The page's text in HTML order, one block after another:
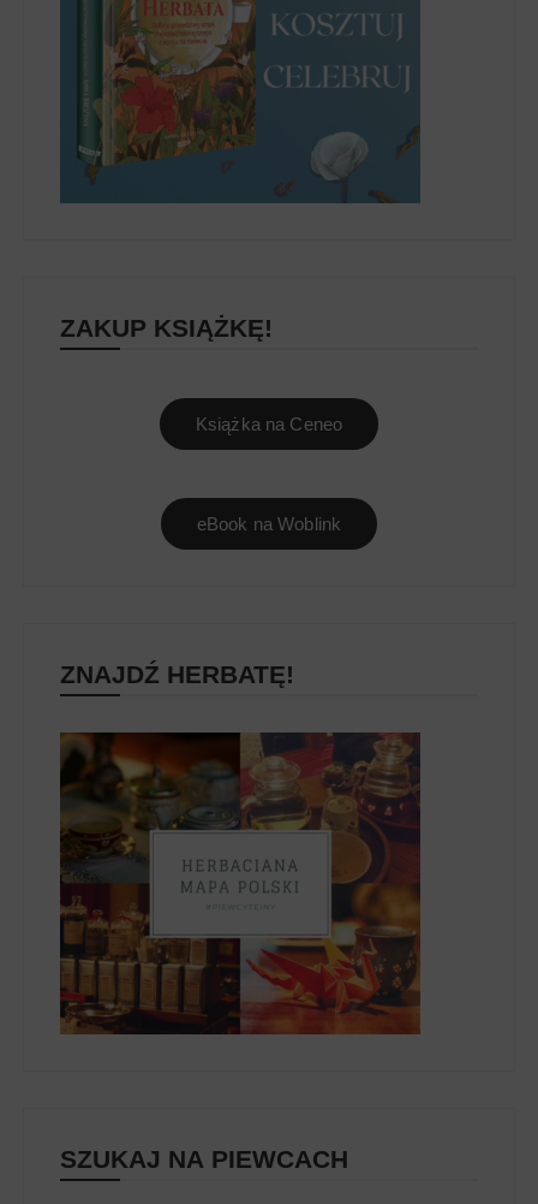
ZAKUP KSIĄŻKĘ!
Książka na Ceneo
eBook na Woblink
ZNAJDŹ HERBATĘ!
SZUKAJ NA PIEWCACH